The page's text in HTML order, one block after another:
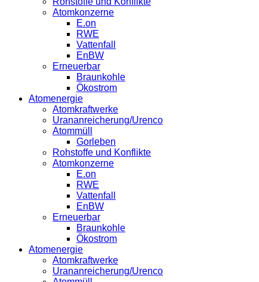
Atomkonzerne
E.on
RWE
Vattenfall
EnBW
Erneuerbar
Braunkohle
Ökostrom
Atomenergie
Atomkraftwerke
Urananreicherung/Urenco
Atommüll
Gorleben
Rohstoffe und Konflikte
Atomkonzerne
E.on
RWE
Vattenfall
EnBW
Erneuerbar
Braunkohle
Ökostrom
Atomenergie
Atomkraftwerke
Urananreicherung/Urenco